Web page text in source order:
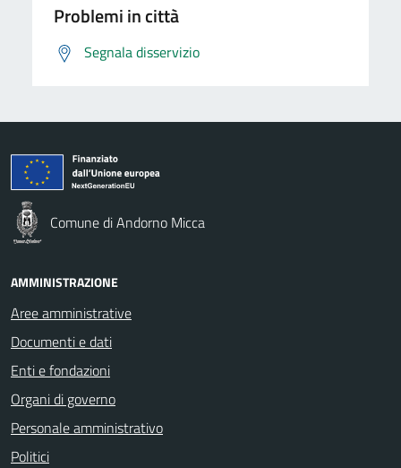
Problemi in città
Segnala disservizio
Comune di Andorno Micca
AMMINISTRAZIONE
Aree amministrative
Documenti e dati
Enti e fondazioni
Organi di governo
Personale amministrativo
Politici